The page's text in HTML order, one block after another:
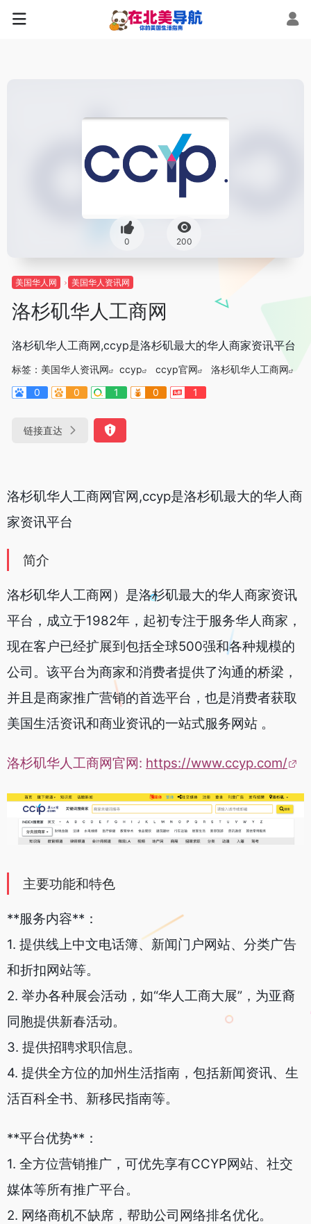
0 200
美国华人网 美国华人资讯网
洛杉矶华人工商网
洛杉矶华人工商网,ccyp是洛杉矶最大的华人商家资讯平台
标签： 美国华人资讯网 ccyp ccyp官网
洛杉矶华人工商网
0
0 1 0 1
链接直达
洛杉矶华人工商网官网,ccyp是洛杉矶最大的华人商
家资讯平台
简介
洛杉矶华人工商网）是洛杉矶最大的华人商家资讯
平台，成立于1982年，起初专注于服务华人商家，
现在客户已经扩展到包括全球500强和各种规模的
公司。该平台为商家和消费者提供了沟通的桥梁，
并且是商家推广营销的首选平台，也是消费者获取
美国生活资讯和商业资讯的一站式服务网站 。
洛杉矶华人工商网官网: https://www.ccyp.com/
主要功能和特色
**服务内容**：
1. 提供线上中文电话簿、新闻门户网站、分类广告
和折扣网站等。
2. 举办各种展会活动，如“华人工商大展”，为亚裔
同胞提供新春活动。
3. 提供招聘求职信息。
4. 提供全方位的加州生活指南，包括新闻资讯、生
活百科全书、新移民指南等。
**平台优势**：
1. 全方位营销推广，可优先享有CCYP网站、社交
媒体等所有推广平台。
2. 网络商机不缺席，帮助公司网络排名优化。